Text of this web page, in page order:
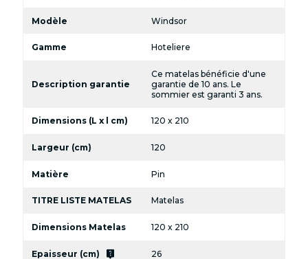
Modèle Windsor
Gamme Hoteliere
Description garantie
Ce matelas bénéficie d'une
garantie de 10 ans. Le
sommier est garanti 3 ans.
Dimensions (L x l cm) 120 x 210
Largeur (cm) 120
Matière Pin
TITRE LISTE MATELAS Matelas
Dimensions Matelas 120 x 210
Epaisseur (cm) live_help 26